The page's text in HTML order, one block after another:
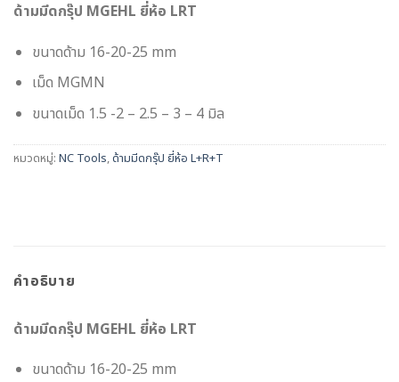
ด้ามมีดกรุ๊ป MGEHL ยี่ห้อ LRT
ขนาดด้าม 16-20-25 mm
เม็ด MGMN
ขนาดเม็ด 1.5 -2 – 2.5 – 3 – 4 มิล
หมวดหมู่: NC Tools,ด้ามมีดกรุ๊ป ยี่ห้อ L+R+T
คำอธิบาย
ด้ามมีดกรุ๊ป MGEHL ยี่ห้อ LRT
ขนาดด้าม 16-20-25 mm